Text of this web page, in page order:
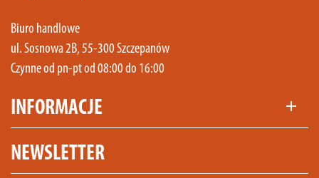
Biuro handlowe
ul. Sosnowa 2B, 55-300 Szczepanów
Czynne od pn-pt od 08:00 do 16:00
INFORMACJE add
NEWSLETTER